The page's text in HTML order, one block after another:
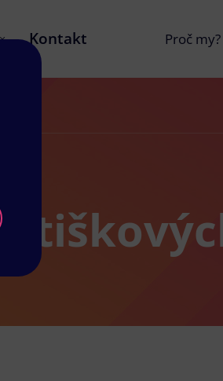
Kontakt Proč my?